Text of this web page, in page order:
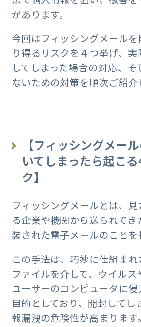
があります。
今回はフィッシングメール
り得るリスクを４つ挙げ、
してしまった場合の対応、
ないための対策を順次ご紹介
【フィッシングメー
いてしまったら起こ
ク】
フィッシングメールとは、
る企業や機関から送られて
装された電子メールのことを
この手法は、巧妙に仕組ま
ファイルを介して、ウイルス
ユーザーのコンピュータに
目的としており、開封してし
報漏洩の危険性が高まります。